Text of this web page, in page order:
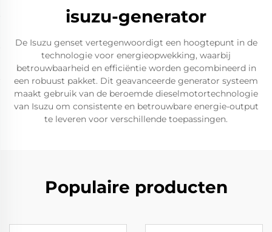
isuzu-generator
De Isuzu genset vertegenwoordigt een hoogtepunt in de
technologie voor energieopwekking, waarbij
betrouwbaarheid en efficiëntie worden gecombineerd in
een robuust pakket. Dit geavanceerde generator systeem
maakt gebruik van de beroemde dieselmotortechnologie
van Isuzu om consistente en betrouwbare energie-output
te leveren voor verschillende toepassingen.
Populaire producten